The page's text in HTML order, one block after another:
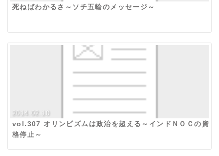
死ねばわかるさ～ソチ五輪のメッセージ～
2014.02.10
vol.307 オリンピズムは政治を超える～インドＮＯＣの資
格停止～